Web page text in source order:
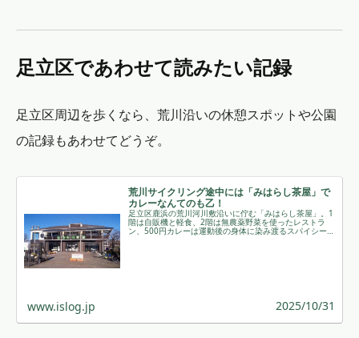
足立区であわせて読みたい記録
足立区周辺を歩くなら、荒川沿いの休憩スポットや公園
の記録もあわせてどうぞ。
荒川サイクリング途中には「みはらし茶屋」で
カレーなんてのも乙！
足立区鹿浜の荒川河川敷沿いに佇む「みはらし茶屋」。1
階は自販機と軽食、2階は無農薬野菜を使ったレストラ
ン、500円カレーは運動後の身体に染み渡るスパイシーさ
www.islog.jp 2025/10/31